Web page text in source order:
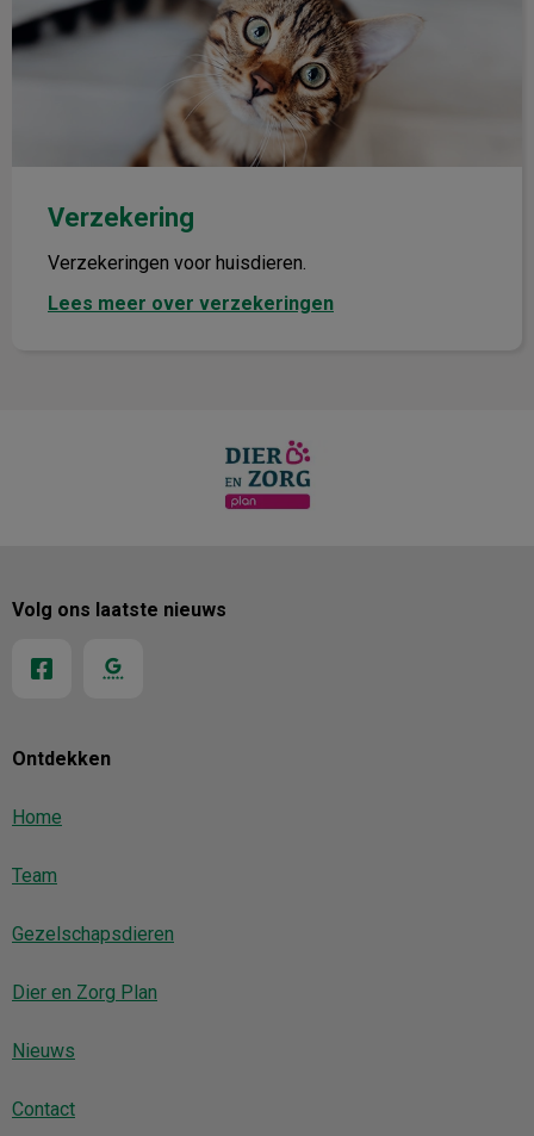
Verzekering
Verzekeringen voor huisdieren.
Lees meer over verzekeringen
Ontdekken
Home
Team
Gezelschapsdieren
Dier en Zorg Plan
Nieuws
Contact
Volg ons laatste nieuws